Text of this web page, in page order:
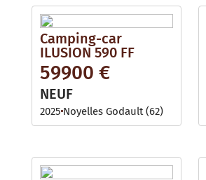
Camping-car
ILUSION 590 FF
59900 €
NEUF
2025 Noyelles Godault (62)